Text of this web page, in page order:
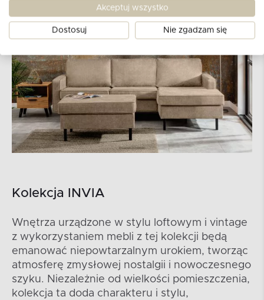
Kolekcja INVIA
Wnętrza urządzone w stylu loftowym i vintage
z wykorzystaniem mebli z tej kolekcji będą
emanować niepowtarzalnym urokiem, tworząc
atmosferę zmysłowej nostalgii i nowoczesnego
szyku. Niezależnie od wielkości pomieszczenia,
kolekcja ta doda charakteru i stylu,
Akceptuj wszystko
Dostosuj Nie zgadzam się